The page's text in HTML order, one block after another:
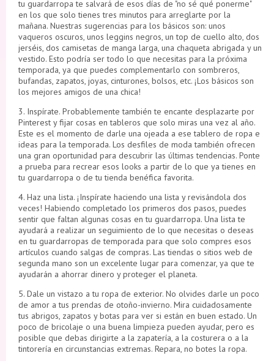
tu guardarropa te salvará de esos días de "no sé qué ponerme"
en los que solo tienes tres minutos para arreglarte por la
mañana. Nuestras sugerencias para los básicos son: unos
vaqueros oscuros, unos leggins negros, un top de cuello alto, dos
jerséis, dos camisetas de manga larga, una chaqueta abrigada y un
vestido. Esto podría ser todo lo que necesitas para la próxima
temporada, ya que puedes complementarlo con sombreros,
bufandas, zapatos, joyas, cinturones, bolsos, etc. ¡Los básicos son
los mejores amigos de una chica!
3. Inspírate. Probablemente también te encante desplazarte por
Pinterest y fijar cosas en tableros que solo miras una vez al año.
Este es el momento de darle una ojeada a ese tablero de ropa e
ideas para la temporada. Los desfiles de moda también ofrecen
una gran oportunidad para descubrir las últimas tendencias. Ponte
a prueba para recrear esos looks a partir de lo que ya tienes en
tu guardarropa o de tu tienda benéfica favorita.
4. Haz una lista. ¡Inspírate haciendo una lista y revisándola dos
veces! Habiendo completado los primeros dos pasos, puedes
sentir que faltan algunas cosas en tu guardarropa. Una lista te
ayudará a realizar un seguimiento de lo que necesitas o deseas
en tu guardarropas de temporada para que solo compres esos
artículos cuando salgas de compras. Las tiendas o sitios web de
segunda mano son un excelente lugar para comenzar, ya que te
ayudarán a ahorrar dinero y proteger el planeta.
5. Dale un vistazo a tu ropa de exterior. No olvides darle un poco
de amor a tus prendas de otoño-invierno. Mira cuidadosamente
tus abrigos, zapatos y botas para ver si están en buen estado. Un
poco de bricolaje o una buena limpieza pueden ayudar, pero es
posible que debas dirigirte a la zapatería, a la costurera o a la
tintorería en circunstancias extremas. Repara, no botes la ropa.